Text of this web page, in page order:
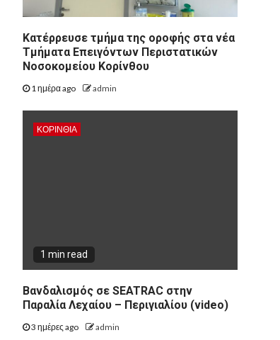
Kατέρρευσε τμήμα της οροφής στα νέα
Τμήματα Επειγόντων Περιστατικών
Νοσοκομείου Κορίνθου
1 ημέρα ago admin
ΚΟΡΙΝΘΊΑ
1 min read
Βανδαλισμός σε SEATRAC στην
Παραλία Λεχαίου – Περιγιαλίου (video)
3 ημέρες ago admin